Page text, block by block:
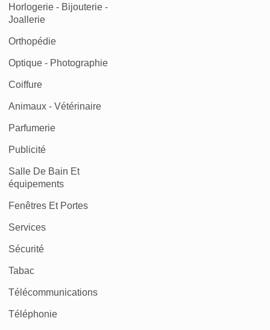
Horlogerie - Bijouterie -
Joallerie
Orthopédie
Optique - Photographie
Coiffure
Animaux - Vétérinaire
Parfumerie
Publicité
Salle De Bain Et
équipements
Fenêtres Et Portes
Services
Sécurité
Tabac
Télécommunications
Téléphonie